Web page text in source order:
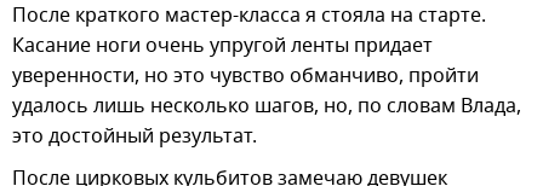
После краткого мастер-класса я стояла на старте.
Касание ноги очень упругой ленты придает
уверенности, но это чувство обманчиво, пройти
удалось лишь несколько шагов, но, по словам Влада,
это достойный результат.
После цирковых кульбитов замечаю девушек